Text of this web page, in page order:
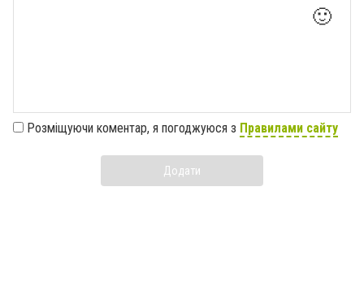
🙂
Розміщуючи коментар, я погоджуюся з Правилами сайту
Додати